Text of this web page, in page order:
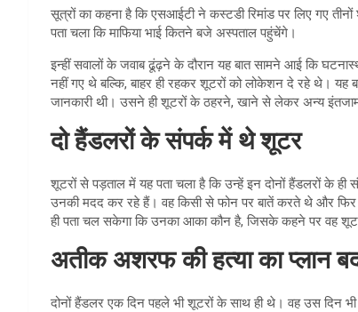
सूत्रों का कहना है कि एसआईटी ने कस्टडी रिमांड पर लिए गए
पता चला कि माफिया भाई कितने बजे अस्पताल पहुंचेंगे।
इन्हीं सवालों के जवाब ढूंढ़ने के दौरान यह बात सामने आई कि
नहीं गए थे बल्कि, बाहर ही रहकर शूटरों को लोकेशन दे रहे थे। यह
जानकारी थी। उसने ही शूटरों के ठहरने, खाने से लेकर अन्य इंतजाम
दो हैंडलरों के संपर्क में थे शूटर
शूटरों से पड़ताल में यह पता चला है कि उन्हें इन दोनों हैंडलरों के
उनकी मदद कर रहे हैं। वह किसी से फोन पर बातें करते थे और
ही पता चल सकेगा कि उनका आका कौन है, जिसके कहने पर वह
अतीक अशरफ की हत्या का प्लान
दोनों हैंडलर एक दिन पहले भी शूटरों के साथ ही थे। वह उस दिन